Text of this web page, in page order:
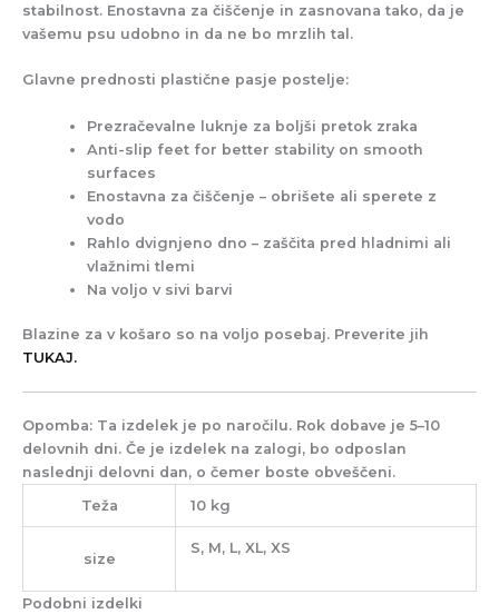
stabilnost. Enostavna za čiščenje in zasnovana tako, da je
vašemu psu udobno in da ne bo mrzlih tal.
Glavne prednosti plastične pasje postelje:
Prezračevalne luknje za boljši pretok zraka
Anti-slip feet for better stability on smooth
surfaces
Enostavna za čiščenje – obrišete ali sperete z
vodo
Rahlo dvignjeno dno – zaščita pred hladnimi ali
vlažnimi tlemi
Na voljo v sivi barvi
Blazine za v košaro so na voljo posebaj. Preverite jih
TUKAJ.
Opomba: Ta izdelek je po naročilu. Rok dobave je 5–10
delovnih dni. Če je izdelek na zalogi, bo odposlan
naslednji delovni dan, o čemer boste obveščeni.
Teža
10 kg
size
S, M, L, XL, XS
Podobni izdelki